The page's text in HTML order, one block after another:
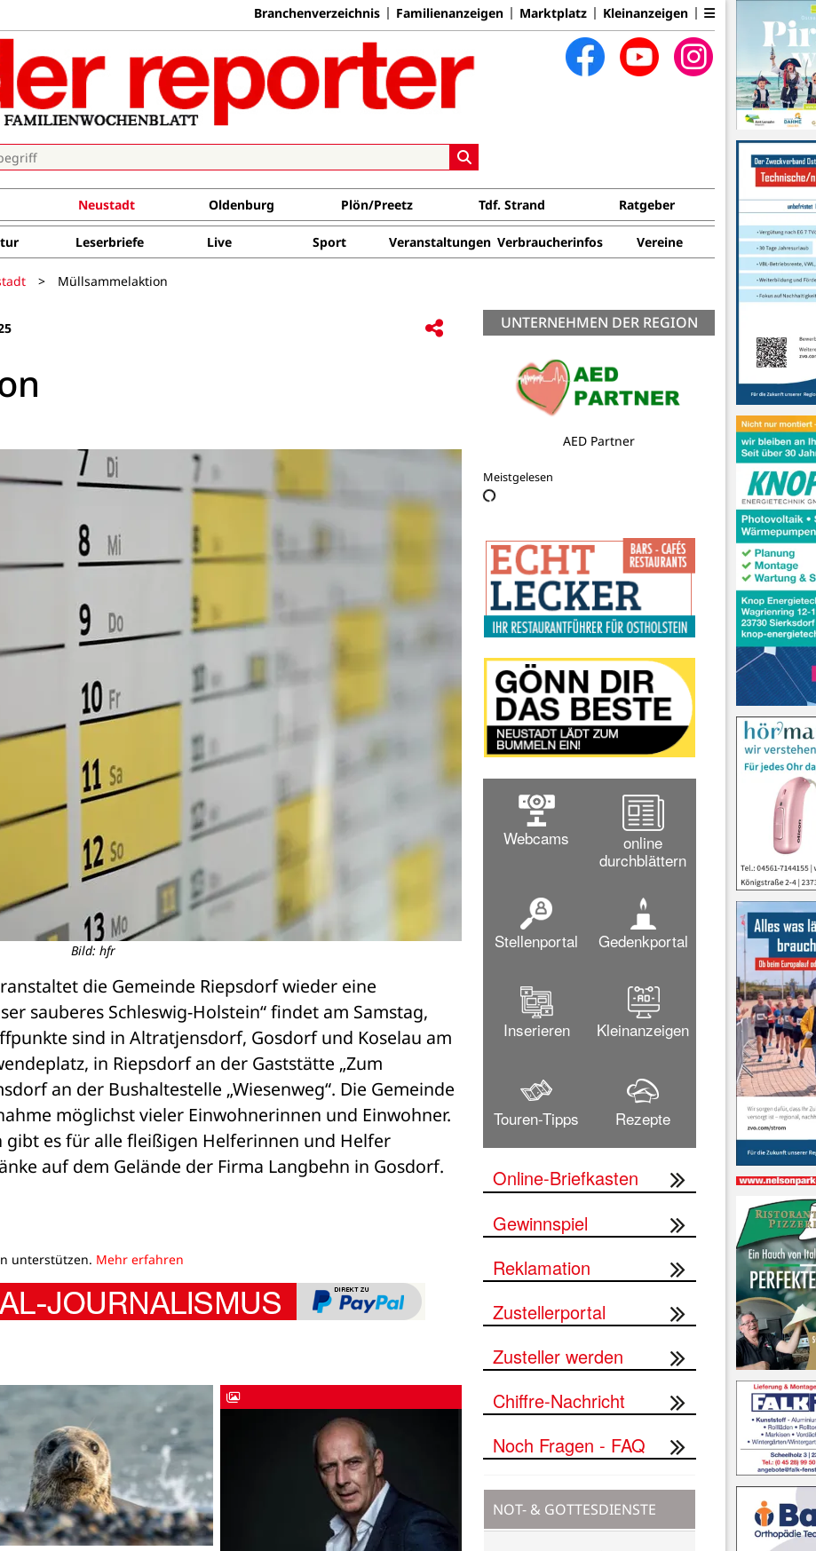
Branchenverzeichnis Familienanzeigen Marktplatz Kleinanzeigen
Neustadt Oldenburg Plön/Preetz Tdf. Strand Ratgeber
Leserbriefe Live Sport Veranstaltungen Verbraucherinfos Vereine
> Müllsammelaktion
Bild: hfr
die Gemeinde Riepsdorf wieder eine
sauberes Schleswig-Holstein“ findet am Samstag,
sind in Altratjensdorf, Gosdorf und Koselau am
in Riepsdorf an der Gaststätte „Zum
an der Bushaltestelle „Wiesenweg“. Die Gemeinde
möglichst vieler Einwohnerinnen und Einwohner.
gibt es für alle fleißigen Helferinnen und Helfer
auf dem Gelände der Firma Langbehn in Gosdorf.
unterstützen. Mehr erfahren
UNTERNEHMEN DER REGION
Stadt Neustadt in Holstein
Meistgelesen
Webcams
online
durchblättern
Stellenportal Gedenkportal
Inserieren Kleinanzeigen
Touren-Tipps Rezepte
Online-Briefkasten
Gewinnspiel
Reklamation
Zustellerportal
Zusteller werden
Chiffre-Nachricht
Noch Fragen - FAQ
NOT- & GOTTESDIENSTE